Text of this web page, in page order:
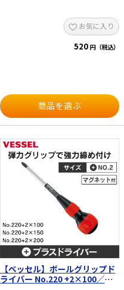
お気に入り
520 円（税込）
商品を選ぶ
【ベッセル】ボールグリップド
ライバー No.220 +2×100／